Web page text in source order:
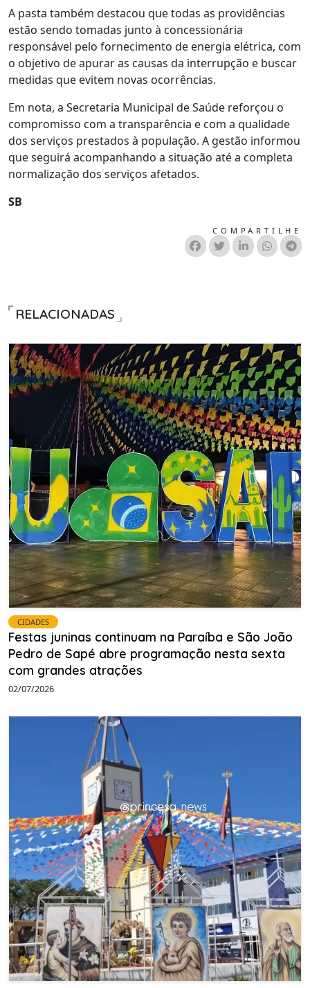
A pasta também destacou que todas as providências
estão sendo tomadas junto à concessionária
responsável pelo fornecimento de energia elétrica, com
o objetivo de apurar as causas da interrupção e buscar
medidas que evitem novas ocorrências.
Em nota, a Secretaria Municipal de Saúde reforçou o
compromisso com a transparência e com a qualidade
dos serviços prestados à população. A gestão informou
que seguirá acompanhando a situação até a completa
normalização dos serviços afetados.
SB
COMPARTILHE
RELACIONADAS
CIDADES
Festas juninas continuam na Paraíba e São João
Pedro de Sapé abre programação nesta sexta
com grandes atrações
02/07/2026